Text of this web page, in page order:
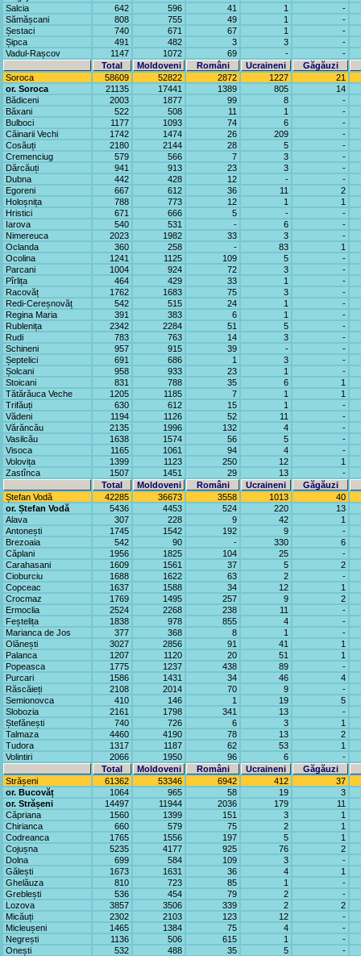
Salcia
642 596 41 1
-
Sămășcani
808 755 49 1
-
Șestaci
740 671 67 1
-
Șipca
491 482 3 3
-
Vadul-Rașcov
1147 1072 69 -
-
Total
Moldoveni Români Ucraineni
Găgăuzi
Soroca
58609 52822 2872 1227
21
or. Soroca
21135 17441 1389 805
14
Bădiceni
2003 1877 99 8
-
Băxani
522 508 11 1
-
Bulboci
1177 1093 74 6
-
Căinarii Vechi
1742 1474 26 209
-
Cosăuți
2180 2144 28 5
-
Cremenciug
579 566 7 3
-
Dărcăuți
941 913 23 3
-
Dubna
442 428 12 -
-
Egoreni
667 612 36 11
2
Holoșnița
788 773 12 1
1
Hristici
671 666 5 -
-
Iarova
540 531 - 6
-
Nimereuca
2023 1982 33 3
-
Oclanda
360 258 - 83
1
Ocolina
1241 1125 109 5
-
Parcani
1004 924 72 3
-
Pîrlița
464 429 33 1
-
Racovăț
1762 1683 75 3
-
Redi-Cereșnovăț
542 515 24 1
-
Regina Maria
391 383 6 1
-
Rublenița
2342 2284 51 5
-
Rudi
783 763 14 3
-
Schineni
957 915 39 -
-
Șeptelici
691 686 1 3
-
Șolcani
958 933 23 1
-
Stoicani
831 788 35 6
1
Tătărăuca Veche
1205 1185 7 1
1
Trifăuți
630 612 15 1
-
Vădeni
1194 1126 52 11
-
Vărăncău
2135 1996 132 4
-
Vasilcău
1638 1574 56 5
-
Visoca
1165 1061 94 4
-
Volovița
1399 1123 250 12
1
Zastînca
1507 1451 29 13
-
Total
Moldoveni Români Ucraineni
Găgăuzi
Ștefan Vodă
42285 36673 3558 1013
40
or. Ștefan Vodă
5436 4453 524 220
13
Alava
307 228 9 42
1
Antonești
1745 1542 192 9
-
Brezoaia
542 90 - 330
6
Căplani
1956 1825 104 25
-
Carahasani
1609 1561 37 5
2
Cioburciu
1688 1622 63 2
-
Copceac
1637 1588 34 12
1
Crocmaz
1769 1495 257 9
2
Ermoclia
2524 2268 238 11
-
Feștelița
1838 978 855 4
-
Marianca de Jos
377 368 8 1
-
Olănești
3027 2856 91 41
1
Palanca
1207 1120 20 51
1
Popeasca
1775 1237 438 89
-
Purcari
1586 1431 34 46
4
Răscăieți
2108 2014 70 9
-
Semionovca
410 146 1 19
5
Slobozia
2161 1798 341 13
-
Ștefănești
740 726 6 3
1
Talmaza
4460 4190 78 13
2
Tudora
1317 1187 62 53
1
Volintiri
2066 1950 96 6
-
Total
Moldoveni Români Ucraineni
Găgăuzi
Strășeni
61362 53346 6942 412
37
or. Bucovăț
1064 965 58 19
3
or. Strășeni
14497 11944 2036 179
11
Căpriana
1560 1399 151 3
1
Chirianca
660 579 75 2
1
Codreanca
1765 1556 197 5
1
Cojușna
5235 4177 925 76
2
Dolna
699 584 109 3
-
Gălești
1673 1631 36 4
1
Ghelăuza
810 723 85 1
-
Greblești
536 454 79 2
-
Lozova
3857 3506 339 2
2
Micăuți
2302 2103 123 12
-
Micleușeni
1465 1384 75 4
-
Negrești
1136 506 615 1
-
Onești
532 488 35 5
-